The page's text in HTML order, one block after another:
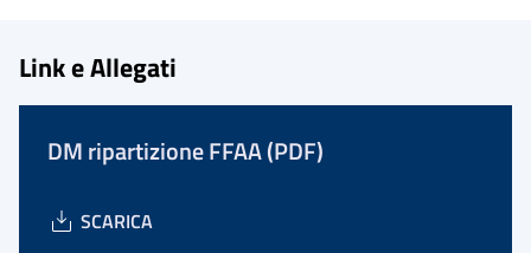
Link e Allegati
DM ripartizione FFAA (PDF)
SCARICA